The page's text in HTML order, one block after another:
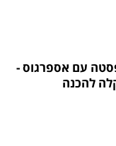
עם אספרגוס -
להכנה